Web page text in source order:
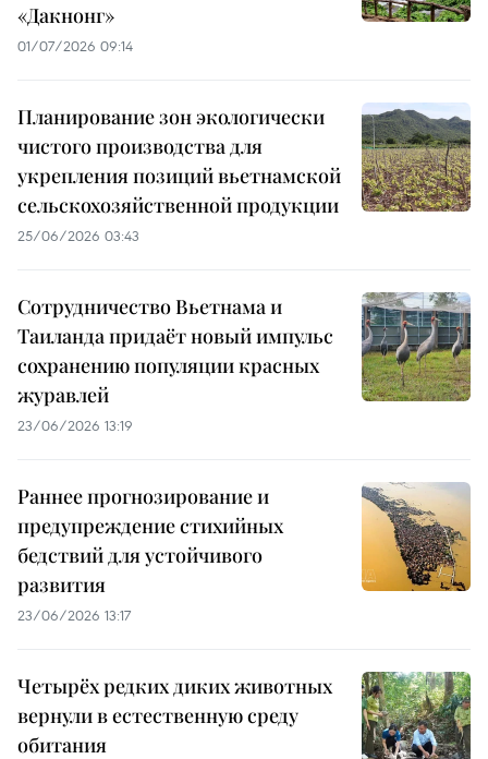
«Дакнонг»
01/07/2026 09:14
Планирование зон экологически
чистого производства для
укрепления позиций вьетнамской
сельскохозяйственной продукции
25/06/2026 03:43
Сотрудничество Вьетнама и
Таиланда придаёт новый импульс
сохранению популяции красных
журавлей
23/06/2026 13:19
Раннее прогнозирование и
предупреждение стихийных
бедствий для устойчивого
развития
23/06/2026 13:17
Четырёх редких диких животных
вернули в естественную среду
обитания